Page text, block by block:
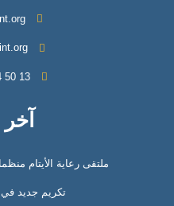
50 13
آخر
ملتقى رعاية الأيتام
تكريم جديد